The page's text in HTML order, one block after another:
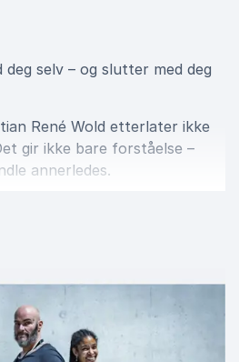
deg selv – og slutter med deg
René Wold etterlater ikke
gir ikke bare forståelse –
annerledes.